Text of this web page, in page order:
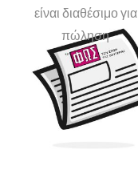
είναι διαθέσιμο για
πώληση